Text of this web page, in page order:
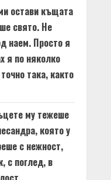
остави къщата
свято. Не
наем. Просто я
я по няколко
така, както
му тежеше
която у
с нежност,
с поглед, в